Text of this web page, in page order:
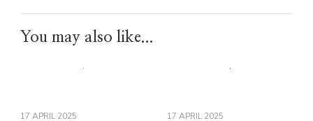
You may also like...
17 APRIL 2025 17 APRIL 2025